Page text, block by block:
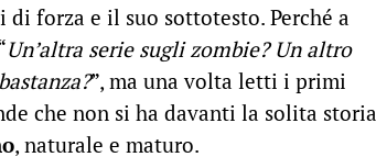
forza e il suo sottotesto. Perché a
Un’altra serie sugli zombie? Un altro
”, ma una volta letti i primi
che non si ha davanti la solita storia
, naturale e maturo.